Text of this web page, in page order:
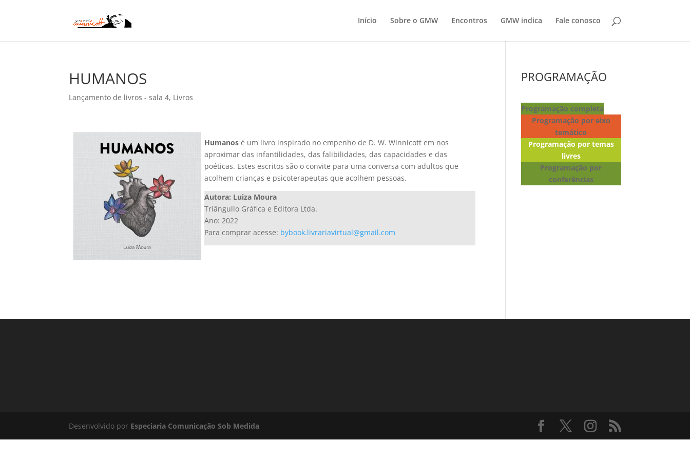
Início Sobre o GMW Encontros GMW indica Fale conosco
HUMANOS
Lançamento de livros - sala 4, Livros
Humanos é um livro inspirado no empenho de D. W. Winnicott em nos
aproximar das infantilidades, das falibilidades, das capacidades e das
poéticas. Estes escritos são o convite para uma conversa com adultos que
acolhem crianças e psicoterapeutas que acolhem pessoas.
Autora: Luiza Moura
Triângullo Gráfica e Editora Ltda.
Ano: 2022
Para comprar acesse: bybook.livrariavirtual@gmail.com
PROGRAMAÇÃO
Programação completa
Programação por eixo
temático
Programação por temas
livres
Programação por
conferências
Desenvolvido por Especiaria Comunicação Sob Medida